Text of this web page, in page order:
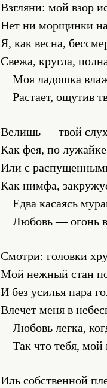
Взгляни: мой взор
Нет ни морщинки
Я, как весна,
Свежа, кругла,
Моя ладошка
Растает, ощутив
Велишь — твой
Как фея, по лужайке
Или с
Как нимфа,
Едва касаясь
Любовь — огонь
Смотри: головки
Мой нежный стан
И без усилья пара
Влечет меня в
Любовь легка,
Так что тебя,
Иль собственной